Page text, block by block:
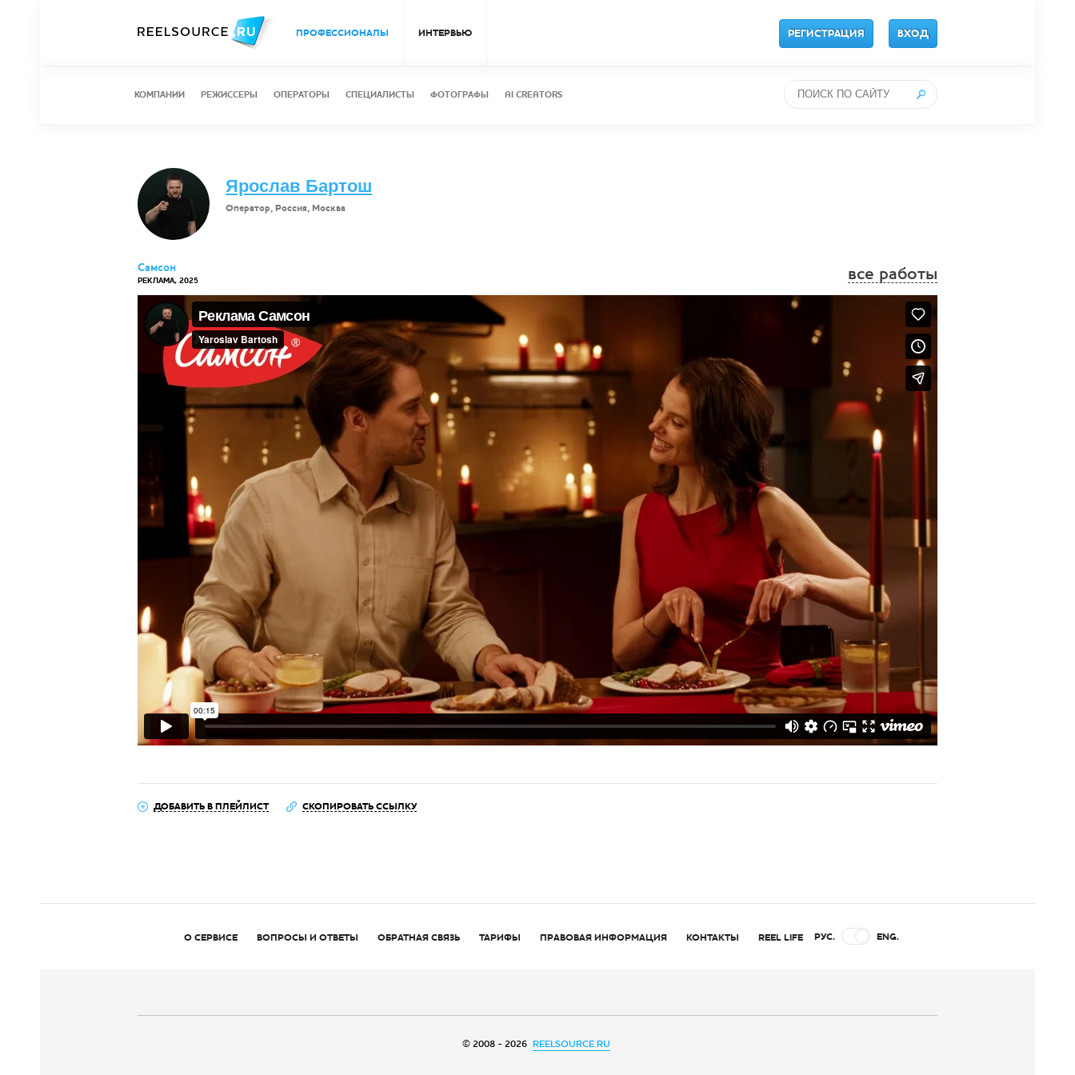
ПРОФЕССИОНАЛЫ ИНТЕРВЬЮ РЕГИСТРАЦИЯ ВХОД
КОМПАНИИ РЕЖИССЕРЫ ОПЕРАТОРЫ СПЕЦИАЛИСТЫ ФОТОГРАФЫ AI CREATORS
Ярослав Бартош
Оператор, Россия, Москва
Самсон все работы
РЕКЛАМА, 2025
ДОБАВИТЬ В ПЛЕЙЛИСТ СКОПИРОВАТЬ ССЫЛКУ
О СЕРВИСЕ ВОПРОСЫ И ОТВЕТЫ ОБРАТНАЯ СВЯЗЬ ТАРИФЫ ПРАВОВАЯ ИНФОРМАЦИЯ КОНТАКТЫ REEL LIFE РУС. ENG.
© 2008 - 2026 REELSOURCE.RU